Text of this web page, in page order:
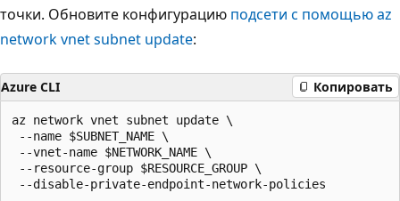
точки. Обновите конфигурацию подсети с помощью az
network vnet subnet update:
Azure CLI Копировать
az network vnet subnet update \
--name $SUBNET_NAME \
--vnet-name $NETWORK_NAME \
--resource-group $RESOURCE_GROUP \